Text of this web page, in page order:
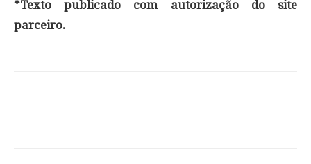
*Texto publicado com autorização do site
parceiro.